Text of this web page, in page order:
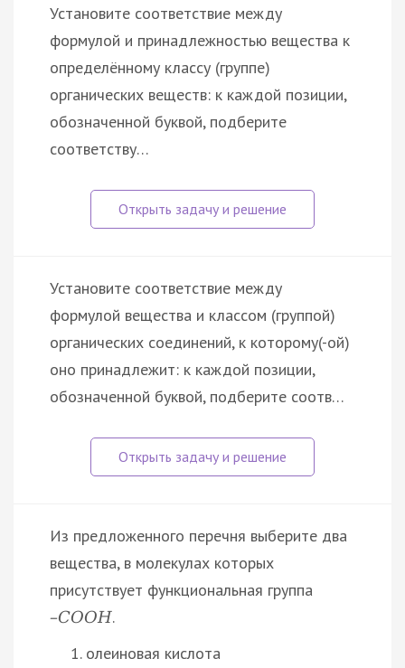
Установите соответствие между
формулой и принадлежностью вещества к
определённому классу (группе)
органических веществ: к каждой позиции,
обозначенной буквой, подберите
соответству…
Установите соответствие между
формулой вещества и классом (группой)
органических соединений, к которому(-ой)
оно принадлежит: к каждой позиции,
обозначенной буквой, подберите соотв…
Из предложенного перечня выберите два
вещества, в молекулах которых
присутствует функциональная группа
–СООН.
олеиновая кислота